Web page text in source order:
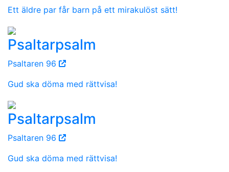
Ett äldre par får barn på ett mirakulöst sätt!
Psaltarpsalm
Psaltaren 96
Gud ska döma med rättvisa!
Psaltarpsalm
Psaltaren 96
Gud ska döma med rättvisa!